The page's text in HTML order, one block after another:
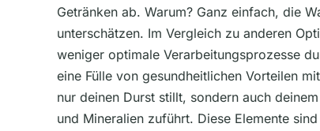
Getränken ab. Warum? Ganz einfach, die
unterschätzen. Im Vergleich zu anderen
weniger optimale Verarbeitungsprozesse
eine Fülle von gesundheitlichen Vorteilen
nur deinen Durst stillt, sondern auch
und Mineralien zuführt. Diese Elemente